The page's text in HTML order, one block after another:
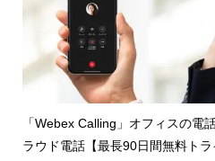
「Webex Calling」オフィスの電
ラウド電話【最長90日間無料トラ